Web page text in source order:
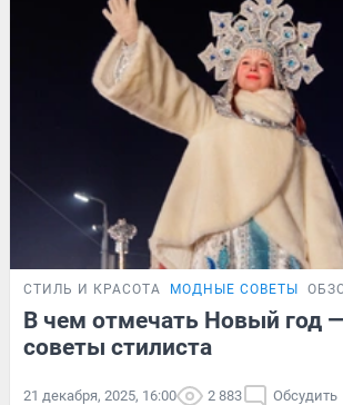
СТИЛЬ И КРАСОТА МОДНЫЕ СОВЕТЫ
В чем отмечать Новый год
советы стилиста
21 декабря, 2025, 16:00 2 883 Обсудить